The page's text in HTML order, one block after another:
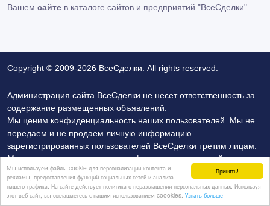
Принять!
Мы используем файлы cookie для персонализации контента и
рекламы, предоставления функций социальных сетей и анализа
нашего трафика. На сайте действует политика о неразглашении персональных данных. Используя
этот веб-сайт, вы соглашаетесь с нашим использованием coookies. Узнать больше
Вашем сайте в каталоге сайтов и предприятий "ВсеСделки".
Copyright © 2009-2026 ВсеСделки. All rights reserved.
Администрация сайта ВсеСделки не несет ответственность за
содержание размещенных объявлений.
Мы ценим конфиденциальность наших пользователей. Мы не
передаем и не продаем личную информацию
зарегистрированных пользователей ВсеСделки третим лицам.
Мы не отвечаем за правила конфиденциальности сайтов на
которые ссылается ВсеСделки. На некоторых страницах
нашего сайта представлена реклама Google Adsense
Advertising Network. Чтобы узнать подробней о правилах